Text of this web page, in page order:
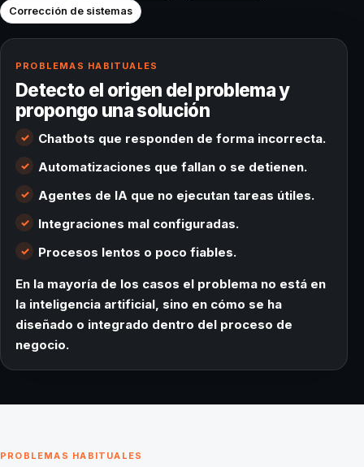
Corrección de sistemas
PROBLEMAS HABITUALES
Detecto el origen del problema y
propongo una solución
Chatbots que responden de forma incorrecta.
Automatizaciones que fallan o se detienen.
Agentes de IA que no ejecutan tareas útiles.
Integraciones mal configuradas.
Procesos lentos o poco fiables.
En la mayoría de los casos el problema no está en
la inteligencia artificial, sino en cómo se ha
diseñado o integrado dentro del proceso de
negocio.
PROBLEMAS HABITUALES